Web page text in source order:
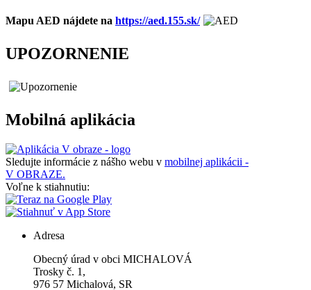
Mapu AED nájdete na https://aed.155.sk/
UPOZORNENIE
Mobilná aplikácia
Sledujte informácie z nášho webu v mobilnej aplikácii -
V OBRAZE.
Voľne k stiahnutiu:
Adresa
Obecný úrad v obci MICHALOVÁ
Trosky č. 1,
976 57 Michalová, SR